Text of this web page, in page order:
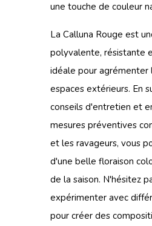
une touche de couleur
La Calluna Rouge est
polyvalente, résistante
idéale pour agrémenter
espaces extérieurs. En
conseils d'entretien et
mesures préventives
et les ravageurs, vous
d'une belle floraison
de la saison. N'hésitez
expérimenter avec
pour créer des